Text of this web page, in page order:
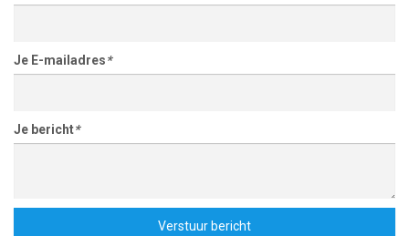
Je E-mailadres*
Je bericht*
Verstuur bericht